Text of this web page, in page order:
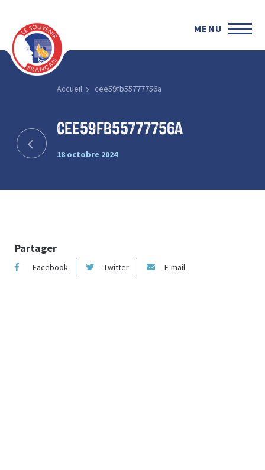
MENU
Accueil cee59fb55777756a
cee59fb55777756a
18 octobre 2024
Partager
Facebook Twitter E-mail